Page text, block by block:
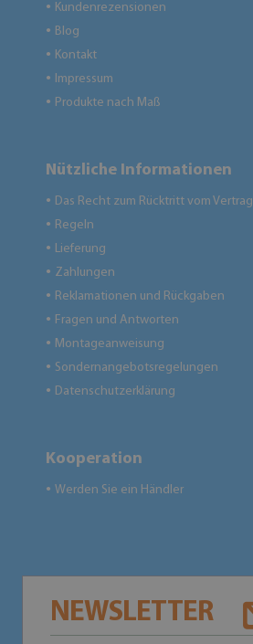
● Kundenrezensionen
● Blog
● Kontakt
● Impressum
● Produkte nach Maß
Nützliche Informationen
● Das Recht zum Rücktritt vom Vertrag
● Regeln
● Lieferung
● Zahlungen
● Reklamationen und Rückgaben
● Fragen und Antworten
● Montageanweisung
● Sondernangebotsregelungen
● Datenschutzerklärung
Kooperation
● Werden Sie ein Händler
NEWSLETTER